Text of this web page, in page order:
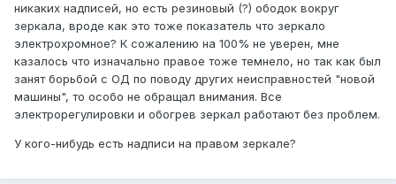
никаких надписей, но есть резиновый (?) ободок вокруг
зеркала, вроде как это тоже показатель что зеркало
электрохромное? К сожалению на 100% не уверен, мне
казалось что изначально правое тоже темнело, но так как был
занят борьбой с ОД по поводу других неисправностей "новой
машины", то особо не обращал внимания. Все
электрорегулировки и обогрев зеркал работают без проблем.
У кого-нибудь есть надписи на правом зеркале?